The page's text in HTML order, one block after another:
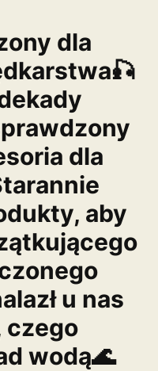
dla
dla
aby
u nas
czego
wodą🌊